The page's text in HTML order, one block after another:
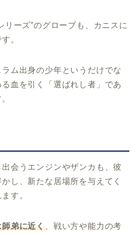
リーズ”のグローブも、カニスに
。
ム出身の少年というだけでな
血を引く「選ばれし者」であ
会うエンジンやザンカも、彼
し、新たな居場所を与えてく
す。
弟に近く 、戦い方や能力の考